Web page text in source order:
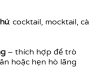
: cocktail, mocktail, cà
– thích hợp để trò
hoặc hẹn hò lãng